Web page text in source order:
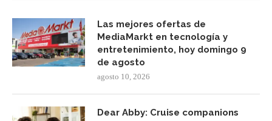
Las mejores ofertas de
MediaMarkt en tecnología y
entretenimiento, hoy domingo 9
de agosto
agosto 10, 2026
Dear Abby: Cruise companions